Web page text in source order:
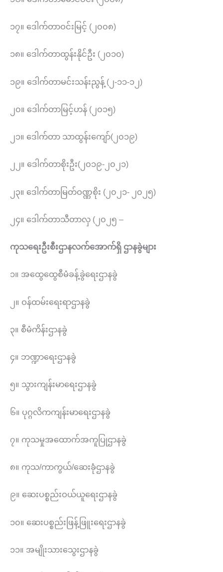
၁၇။ ဒေါက်တာဝင်းမြင့် (၂၀၀၈)
၁၈။ ဒေါက်တာထွန်းနိုင်ဦး (၂၀၁၀)
၁၉။ ဒေါက်တာမင်းသန်းညွန့် (၂-၁၁-၁၂)
၂၀။ ဒေါက်တာမြင့်ဟန် (၂၀၁၅)
၂၁။ ဒေါက်တာ သာထွန်းကျော်(၂၀၁၉)
၂၂။ ဒေါက်တာစိုးဦး(၂၀၁၉-၂၀၂၁)
၂၃။ ဒေါက်တာမြတ်ဝဏ္ဏစိုး (၂၀၂၁- ၂၀၂၅)
၂၄။ ဒေါက်တာသီတာလှ (၂၀၂၅ –
ကုသရေးဦးစီးဌာနလက်အောက်ရှိ ဌာနခွဲများ
၁။ အထွေထွေစီမံခန့်ခွဲရေးဌာနခွဲ
၂။ ဝန်ထမ်းရေးရာဌာနခွဲ
၃။ စီမံကိန်းဌာနခွဲ
၄။ ဘဏ္ဍာရေးဌာနခွဲ
၅။ သွားကျန်းမာရေးဌာနခွဲ
၆။ ပုဂ္ဂလိကကျန်းမာရေးဌာနခွဲ
၇။ ကုသမှုအထောက်အကူပြုဌာနခွဲ
၈။ ကုသ/ကာကွယ်/ဆေးခုံဌာနခွဲ
၉။ ဆေးပစ္စည်းဝယ်ယူရေးဌာနခွဲ
၁၀။ ဆေးပစ္စည်းဖြန့်ဖြူးရေးဌာနခွဲ
၁၁။ အမျိုးသားသွေးဌာနခွဲ